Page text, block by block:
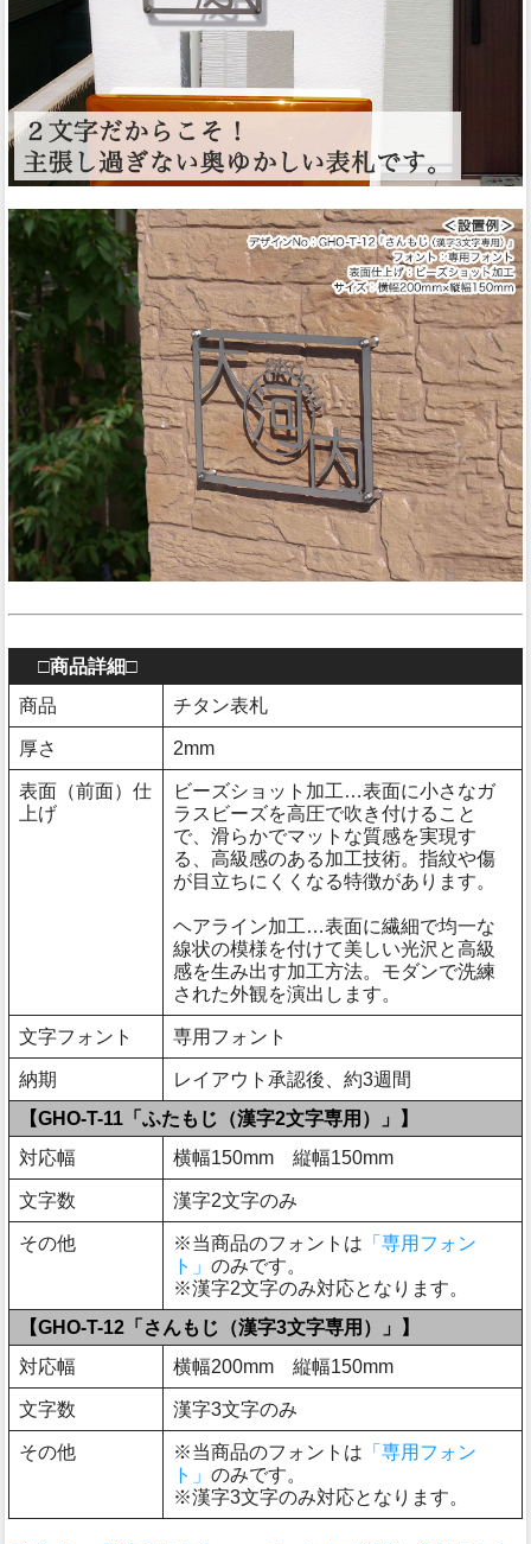
□商品詳細□
商品
チタン表札
厚さ 2mm
表面（前面）仕
上げ
ビーズショット加工…表面に小さなガ
ラスビーズを高圧で吹き付けること
で、滑らかでマットな質感を実現す
る、高級感のある加工技術。指紋や傷
が目立ちにくくなる特徴があります。
ヘアライン加工…表面に繊細で均一な
線状の模様を付けて美しい光沢と高級
感を生み出す加工方法。モダンで洗練
された外観を演出します。
文字フォント 専用フォント
納期
レイアウト承認後、約3週間
【GHO-T-11「ふたもじ（漢字2文字専用）」】
対応幅
横幅150mm 縦幅150mm
文字数 漢字2文字のみ
その他 ※当商品のフォントは 「専用フォン
ト」 のみです。
※漢字2文字のみ対応となります。
【GHO-T-12「さんもじ（漢字3文字専用）」】
対応幅
横幅200mm 縦幅150mm
文字数 漢字3文字のみ
その他 ※当商品のフォントは 「専用フォン
ト」 のみです。
※漢字3文字のみ対応となります。